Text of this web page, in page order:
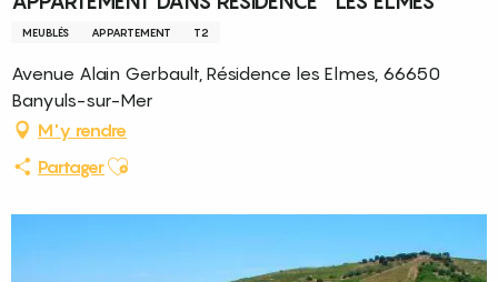
MEUBLÉS APPARTEMENT T2
Avenue Alain Gerbault, Résidence les Elmes, 66650
Banyuls-sur-Mer
M'y rendre
PartagerAjouter aux favoris